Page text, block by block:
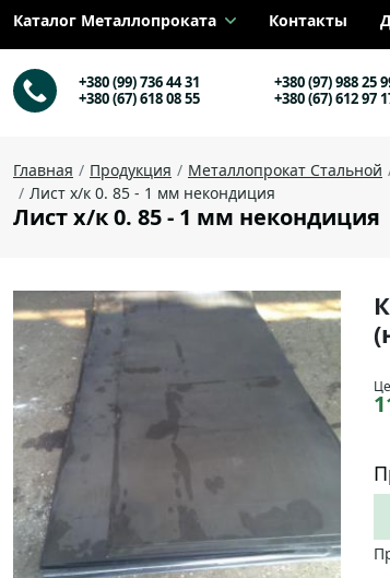
Каталог Металлопроката Контакты
+380 (99) 736 44 31
+380 (97) 988 25
+380 (67) 618 08 55
+380 (67) 612 97
Главная Продукция Металлопрокат Стальной
Лист х/к 0. 85 - 1 мм некондиция
Лист х/к 0. 85 - 1 мм некондиция